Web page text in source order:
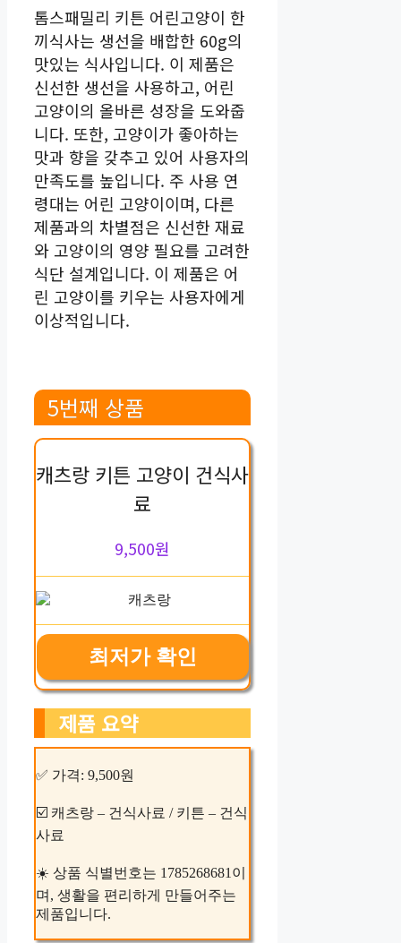
톰스패밀리 키튼 어린고양이 한
끼식사는 생선을 배합한 60g의
맛있는 식사입니다. 이 제품은
신선한 생선을 사용하고, 어린
고양이의 올바른 성장을 도와줍
니다. 또한, 고양이가 좋아하는
맛과 향을 갖추고 있어 사용자의
만족도를 높입니다. 주 사용 연
령대는 어린 고양이이며, 다른
제품과의 차별점은 신선한 재료
와 고양이의 영양 필요를 고려한
식단 설계입니다. 이 제품은 어
린 고양이를 키우는 사용자에게
이상적입니다.
5번째 상품
캐츠랑 키튼 고양이 건식사
료
9,500원
최저가 확인
제품 요약
✅ 가격: 9,500원
☑️ 캐츠랑 – 건식사료 / 키튼 – 건식
사료
☀️ 상품 식별번호는 1785268681이
며, 생활을 편리하게 만들어주는
제품입니다.